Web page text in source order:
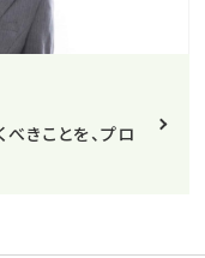
きことを、プロ